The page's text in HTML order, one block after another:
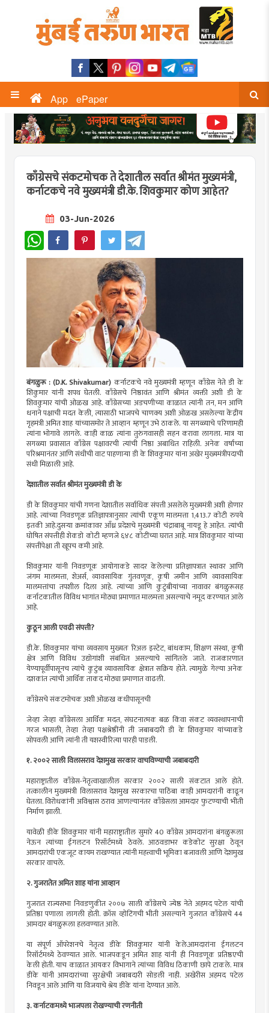
App ePaper
काँग्रेसचे संकटमोचक ते देशातील सर्वात श्रीमंत मुख्यमंत्री,
कर्नाटकचे नवे मुख्यमंत्री डी.के. शिवकुमार कोण आहेत?
03-Jun-2026
WhatsApp
बंगळुरू : (D.K. Shivakumar) कर्नाटकचे नवे मुख्यमंत्री म्हणून काँग्रेस नेते डी के
शिकुमार यांनी शपथ घेतली. काँग्रेसचे निष्ठावंत आणि श्रीमंत व्यक्ती अशी डी के
शिवकुमार यांची ओळख आहे. काँग्रेसच्या अडचणीच्या काळात त्यांनी तन, मन आणि
धनाने पक्षाची मदत केली, त्यासाठी भाजपचे चाणक्य अशी ओळख असलेल्या केंद्रीय
गृहमंत्री अमित शाह यांच्यासमोर ते आव्हान म्हणून उभे ठाकले. या सगळ्याचे परिणामही
त्यांना भोगावे लागले. काही काळ त्यांना तुरुंगवासही सहन करावा लागला. मात्र या
सगळ्या प्रवासात काँग्रेस पक्षावरची त्यांची निष्ठा अबाधित राहिली. अनेक वर्षांच्या
परिश्रमानंतर आणि संधीची वाट पाहणाऱ्या डी के शिवकुमार यांना अखेर मुख्यमंत्रीपदाची
संधी मिळाली आहे.
देशातील सर्वात श्रीमंत मुख्यमंत्री डी के
डी के शिवकुमार यांची गणना देशातील सर्वाधिक संपत्ती असलेले मुख्यमंत्री अशी होणार
आहे. त्यांच्या निवडणूक प्रतिज्ञापत्रानुसार त्यांची एकूण मालमत्ता 1,413.7 कोटी रुपये
इतकी आहे.दुसऱ्या क्रमांकावर आँध्र प्रदेशचे मुख्यमंत्री चंद्राबाबू नायडू हे आहेत. त्यांची
घोषित संपत्तीही शेकडो कोटी म्हणजे ६४८ कोटींच्या घरात आहे. मात्र शिवकुमार यांच्या
संपत्तीपेक्षा ती खूपच कमी आहे.
शिवकुमार यांनी निवडणूक आयोगाकडे सादर केलेल्या प्रतिज्ञापत्रात स्थावर आणि
जंगम मालमत्ता, शेअर्स, व्यावसायिक गुंतवणूक, कृषी जमीन आणि व्यावसायिक
मालमत्तांचा तपशील दिला आहे. त्यांच्या आणि कुटुंबीयांच्या नावावर बंगळुरूसह
कर्नाटकातील विविध भागांत मोठ्या प्रमाणात मालमत्ता असल्याचे नमूद करण्यात आले
आहे.
कुठून आली एवढी संपत्ती?
डी.के. शिवकुमार यांचा व्यवसाय मुख्यतः रिअल इस्टेट, बांधकाम, शिक्षण संस्था, कृषी
क्षेत्र आणि विविध उद्योगांशी संबंधित असल्याचे सांगितले जाते. राजकारणात
येण्यापूर्वीपासूनच त्यांचे कुटुंब व्यावसायिक क्षेत्रात सक्रिय होते. त्यामुळे गेल्या अनेक
दशकांत त्यांची आर्थिक ताकद मोठ्या प्रमाणात वाढली.
काँग्रेसचे संकटमोचक अशी ओळख कधीपासूनची
जेव्हा जेव्हा काँग्रेसला आर्थिक मदत, संघटनात्मक बळ किंवा संकट व्यवस्थापनाची
गरज भासली, तेव्हा तेव्हा पक्षश्रेष्ठींनी ती जबाबदारी डी के शिवकुमार यांच्याकडे
सोपवली आणि त्यांनी ती यशस्वीरित्या पारही पाडली.
१. २००२ साली विलासराव देशमुख सरकार वाचविण्याची जबाबदारी
महाराष्ट्रातील काँग्रेस-नेतृत्वाखालील सरकार २००२ साली संकटात आले होते.
तत्कालीन मुख्यमंत्री विलासराव देशमुख सरकारचा पाठिंबा काही आमदारांनी काढून
घेतला. विरोधकांनी अविश्वास ठराव आणल्यानंतर काँग्रेसला आमदार फुटण्याची भीती
निर्माण झाली.
यावेळी डीके शिवकुमार यांनी महाराष्ट्रातील सुमारे 40 काँग्रेस आमदारांना बंगळुरूला
नेऊन त्यांच्या ईगलटन रिसॉर्टमध्ये ठेवले. आठवडाभर कडेकोट सुरक्षा ठेवून
आमदारांची एकजूट कायम राखण्यात त्यांनी महत्त्वाची भूमिका बजावली आणि देशमुख
सरकार वाचले.
२. गुजरातेत अमित शाह यांना आव्हान
गुजरात राज्यसभा निवडणुकीत २००७ साली काँग्रेसचे ज्येष्ठ नेते अहमद पटेल यांची
प्रतिष्ठा पणाला लागली होती. क्रॉस व्होटिंगची भीती असल्याने गुजरात काँग्रेसचे 44
आमदार बंगळुरूला हलवण्यात आले.
या संपूर्ण ऑपरेशनचे नेतृत्व डीके शिवकुमार यांनी केले.आमदारांना ईगलटन
रिसॉर्टमध्ये ठेवण्यात आले. भाजपकडून अमित शाह यांनी ही निवडणूक प्रतिष्ठएची
केली होती. याच काळात आयकर विभागाने त्यांच्या विविध ठिकाणी छापे टाकले. मात्र
डीके यांनी आमदारांच्या सुरक्षेची जबाबदारी सोडली नाही. अखेरीस अहमद पटेल
निवडून आले आणि या विजयाचे श्रेय डीके यांना देण्यात आले.
३. कर्नाटकमध्ये भाजपला रोखण्याची रणनीती